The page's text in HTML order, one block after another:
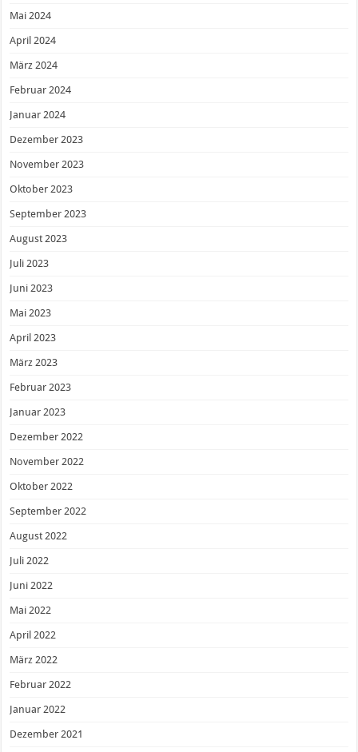
Mai 2024
April 2024
März 2024
Februar 2024
Januar 2024
Dezember 2023
November 2023
Oktober 2023
September 2023
August 2023
Juli 2023
Juni 2023
Mai 2023
April 2023
März 2023
Februar 2023
Januar 2023
Dezember 2022
November 2022
Oktober 2022
September 2022
August 2022
Juli 2022
Juni 2022
Mai 2022
April 2022
März 2022
Februar 2022
Januar 2022
Dezember 2021